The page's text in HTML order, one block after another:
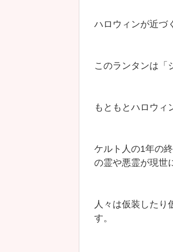
ハロウィンが近づ
このランタンは「
もともとハロウィ
ケルト人の1年の
の霊や悪霊が現世
人々は仮装したり
す。